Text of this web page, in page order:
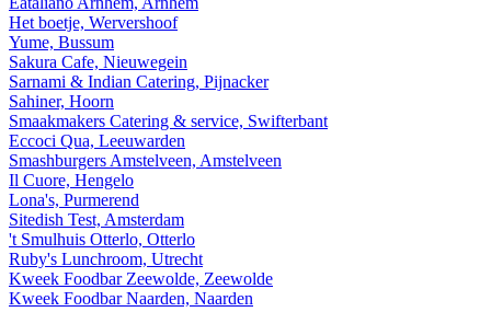
Het boetje, Wervershoof
Yume, Bussum
Sakura Cafe, Nieuwegein
Sarnami & Indian Catering, Pijnacker
Sahiner, Hoorn
Smaakmakers Catering & service, Swifterbant
Eccoci Qua, Leeuwarden
Smashburgers Amstelveen, Amstelveen
Il Cuore, Hengelo
Lona's, Purmerend
Sitedish Test, Amsterdam
't Smulhuis Otterlo, Otterlo
Ruby's Lunchroom, Utrecht
Kweek Foodbar Zeewolde, Zeewolde
Kweek Foodbar Naarden, Naarden